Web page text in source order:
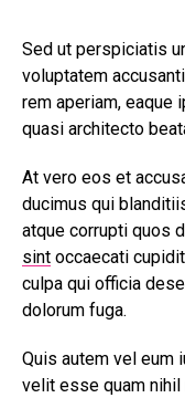
Sed ut perspiciatis
voluptatem
rem aperiam, eaque
quasi architecto
At vero eos et
ducimus qui
atque corrupti quos
sint occaecati
culpa qui officia
dolorum fuga.
Quis autem vel eum
velit esse quam